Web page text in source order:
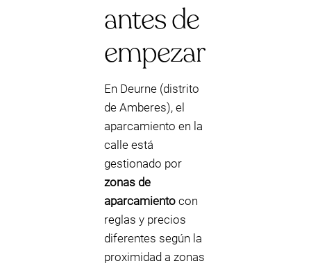
antes de
empezar
En Deurne (distrito
de Amberes), el
aparcamiento en la
calle está
gestionado por
zonas de
aparcamiento con
reglas y precios
diferentes según la
proximidad a zonas